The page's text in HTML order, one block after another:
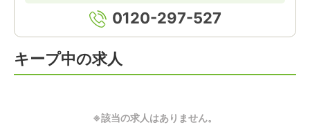
0120-297-527
キープ中の求人
※該当の求人はありません。